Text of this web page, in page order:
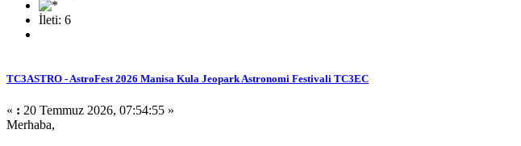
İleti: 6
TC3ASTRO - AstroFest 2026 Manisa Kula Jeopark Astronomi Festivali TC3EC
« : 20 Temmuz 2026, 07:54:55 »
Merhaba,